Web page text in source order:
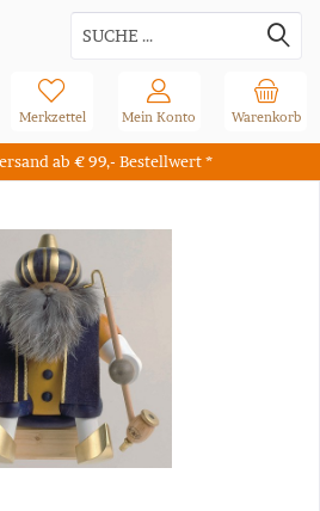
ab € 99,- Bestellwert *
Warenkorb
Merkzettel Mein Konto